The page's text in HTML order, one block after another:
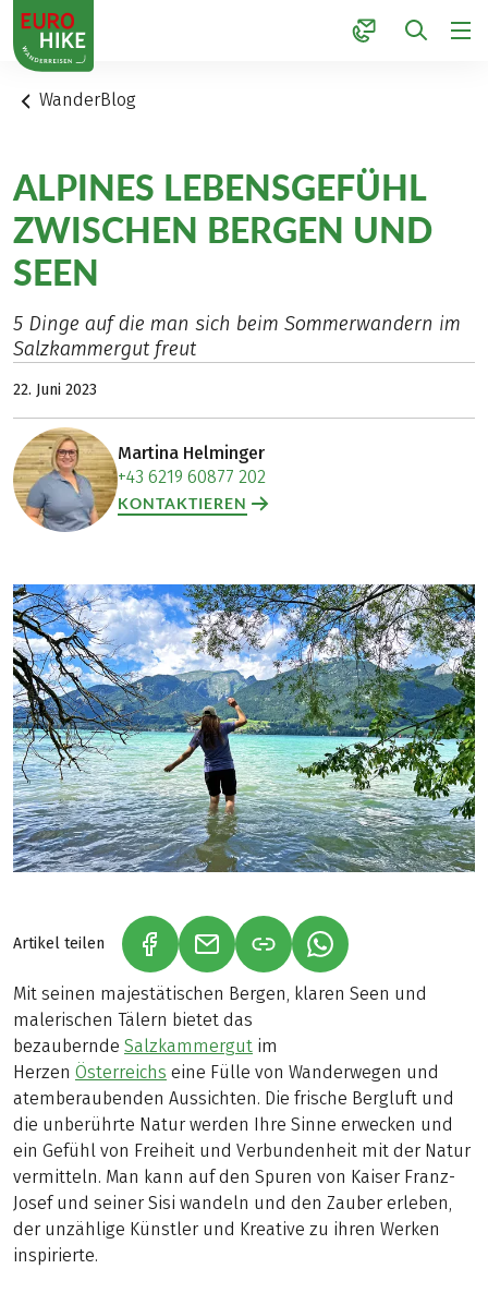
1
WanderBlog
ALPINES LEBENSGEFÜHL
ZWISCHEN BERGEN UND
SEEN
5 Dinge auf die man sich beim Sommerwandern im
Salzkammergut freut
22. Juni 2023
Martina Helminger
+43 6219 60877 202
KONTAKTIEREN
Artikel teilen (LINK ÖFFNET IN NEUEM TAB)
(LINK ÖFFNET IN NEUEM TAB)
(LINK ÖFFNET IN
Mit seinen majestätischen Bergen, klaren Seen und
malerischen Tälern bietet das
bezaubernde Salzkammergut im
Herzen Österreichs eine Fülle von Wanderwegen und
atemberaubenden Aussichten. Die frische Bergluft und
die unberührte Natur werden Ihre Sinne erwecken und
ein Gefühl von Freiheit und Verbundenheit mit der Natur
vermitteln. Man kann auf den Spuren von Kaiser Franz-
Josef und seiner Sisi wandeln und den Zauber erleben,
der unzählige Künstler und Kreative zu ihren Werken
inspirierte.